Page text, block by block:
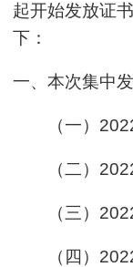
起开始发放证
下：
一、本次集中
（一）
（二）
（三）
（四）